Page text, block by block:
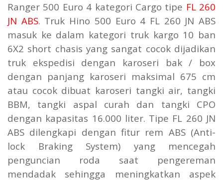
Ranger 500 Euro 4 kategori Cargo tipe FL 260
JN ABS. Truk Hino 500 Euro 4 FL 260 JN ABS
masuk ke dalam kategori truk kargo 10 ban
6X2 short chasis yang sangat cocok dijadikan
truk ekspedisi dengan karoseri bak / box
dengan panjang karoseri maksimal 675 cm
atau cocok dibuat karoseri tangki air, tangki
BBM, tangki aspal curah dan tangki CPO
dengan kapasitas 16.000 liter. Tipe FL 260 JN
ABS dilengkapi dengan fitur rem ABS (Anti-
lock Braking System) yang mencegah
penguncian roda saat pengereman
mendadak sehingga meningkatkan aspek